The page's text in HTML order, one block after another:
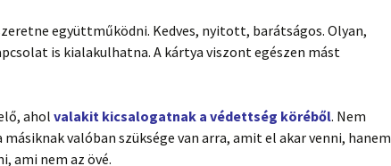
együttműködni. Kedves, nyitott, barátságos. Olyan,
is kialakulhatna. A kártya viszont egészen mást
ahol valakit kicsalogatnak a védettség köréből. Nem
valóban szüksége van arra, amit el akar venni, hanem
ami nem az övé.